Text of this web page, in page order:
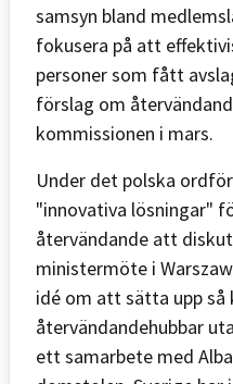
samsyn bland
fokusera på att
personer som fått
förslag om
kommissionen i mars.
Under det polska
"innovativa lösningar"
återvändande att
ministermöte i
idé om att sätta upp så
återvändandehubbar
ett samarbete med